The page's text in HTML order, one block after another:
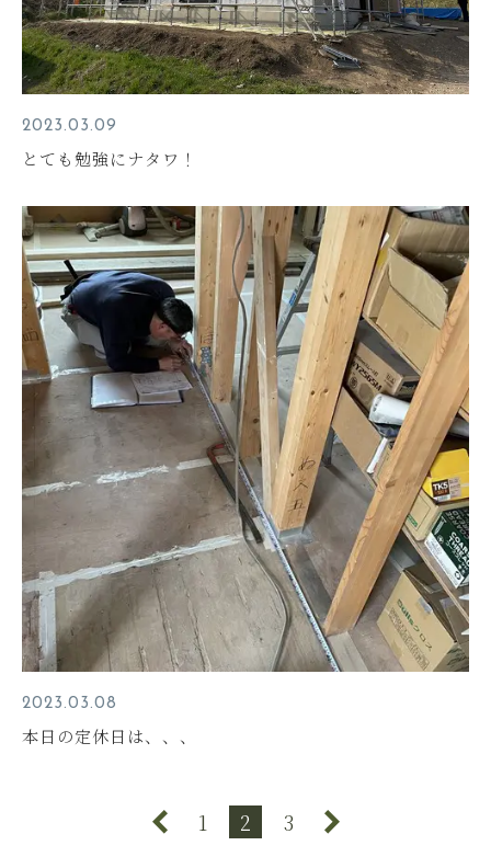
2023.03.09
とても勉強にナタワ！
2023.03.08
本日の定休日は、、、
1 2 3